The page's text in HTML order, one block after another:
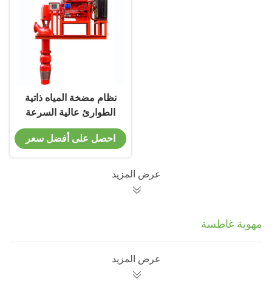
نظام مضخة المياه ذاتية
الطوارئ عالية السرعة
مع صندوق التروس
الطويل
احصل على أفضل سعر
عرض المزيد
مهوية غاطسة
عرض المزيد